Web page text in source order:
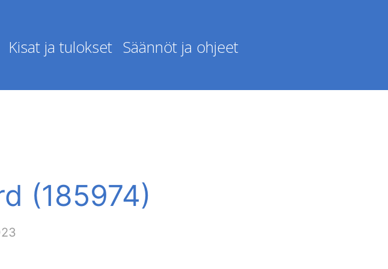
Kisat ja tulokset Säännöt ja ohjeet
(185974)